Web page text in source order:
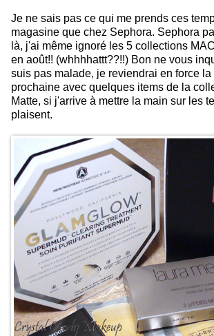
Je ne sais pas ce qui me prends ces
magasine que chez Sephora. Sephora
là, j'ai même ignoré les 5 collections
en août!! (whhhhattt??!!) Bon ne vous
suis pas malade, je reviendrai en force
prochaine avec quelques items de la
Matte, si j'arrive à mettre la main sur les
plaisent.